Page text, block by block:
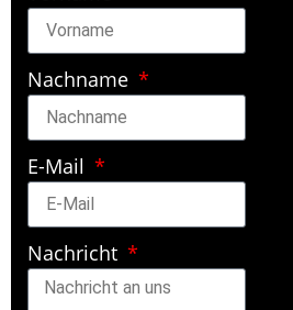
Nachname
E-Mail
Nachricht